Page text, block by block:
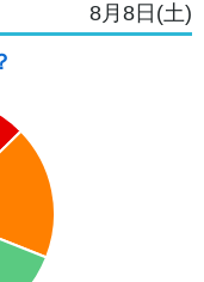
8月8日(土)